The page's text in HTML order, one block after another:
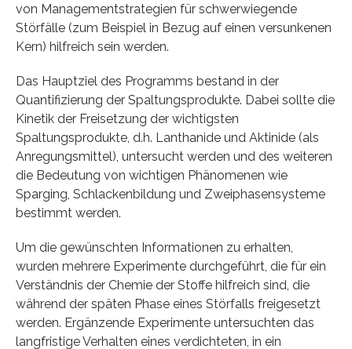
von Managementstrategien für schwerwiegende
Störfälle (zum Beispiel in Bezug auf einen versunkenen
Kern) hilfreich sein werden.
Das Hauptziel des Programms bestand in der
Quantifizierung der Spaltungsprodukte. Dabei sollte die
Kinetik der Freisetzung der wichtigsten
Spaltungsprodukte, d.h. Lanthanide und Aktinide (als
Anregungsmittel), untersucht werden und des weiteren
die Bedeutung von wichtigen Phänomenen wie
Sparging, Schlackenbildung und Zweiphasensysteme
bestimmt werden.
Um die gewünschten Informationen zu erhalten,
wurden mehrere Experimente durchgeführt, die für ein
Verständnis der Chemie der Stoffe hilfreich sind, die
während der späten Phase eines Störfalls freigesetzt
werden. Ergänzende Experimente untersuchten das
langfristige Verhalten eines verdichteten, in ein